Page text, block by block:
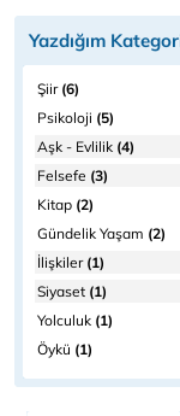
Yazdığım
Şiir(6)
Psikoloji (5)
Aşk - Evlilik (4)
Felsefe (3)
Kitap (2)
Gündelik Yaşam (2)
İlişkiler(1)
Siyaset (1)
Yolculuk (1)
Öykü (1)